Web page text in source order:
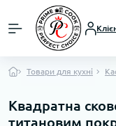
Товари для кухні
Квадратна
титановим